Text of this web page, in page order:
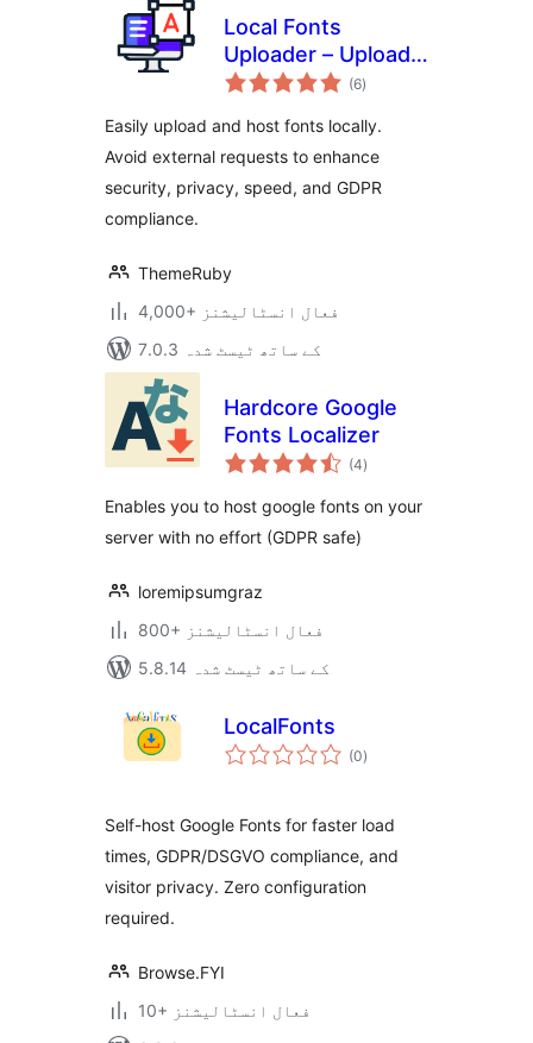
Local Fonts
Uploader – Upload
& Host Any Font
(6مجموعی
درجہ
)
Easily upload and host fonts locally.
Avoid external requests to enhance
security, privacy, speed, and GDPR
compliance.
ThemeRuby
4,000+ فعال انسٹالیشنز
7.0.3 کے ساتھ ٹیسٹ شدہ
Hardcore Google
Fonts Localizer
(4مجموعی
درجہ
)
Enables you to host google fonts on your
server with no effort (GDPR safe)
loremipsumgraz
800+ فعال انسٹالیشنز
5.8.14 کے ساتھ ٹیسٹ شدہ
LocalFonts
(0مجموعی
درجہ
)
Self-host Google Fonts for faster load
times, GDPR/DSGVO compliance, and
visitor privacy. Zero configuration
required.
Browse.FYI
10+ فعال انسٹالیشنز